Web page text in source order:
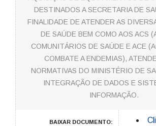
DESTINADOS A SECRETARIA DE
FINALIDADE DE ATENDER AS
DE SAÚDE BEM COMO AOS ACS
COMUNITÁRIOS DE SAÚDE E ACE
COMBATE A ENDEMIAS),
NORMATIVAS DO MINISTÉRIO DE
INTEGRAÇÃO DE DADOS E
INFORMAÇÃO.
BAIXAR DOCUMENTO: